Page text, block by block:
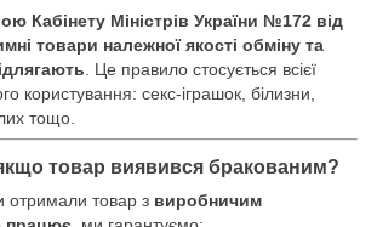
Кабінету Міністрів України №172 від
товари належної якості обміну та
. Це правило стосується всієї
користування: секс-іграшок, білизни,
тощо.
товар виявився бракованим?
отримали товар з виробничим